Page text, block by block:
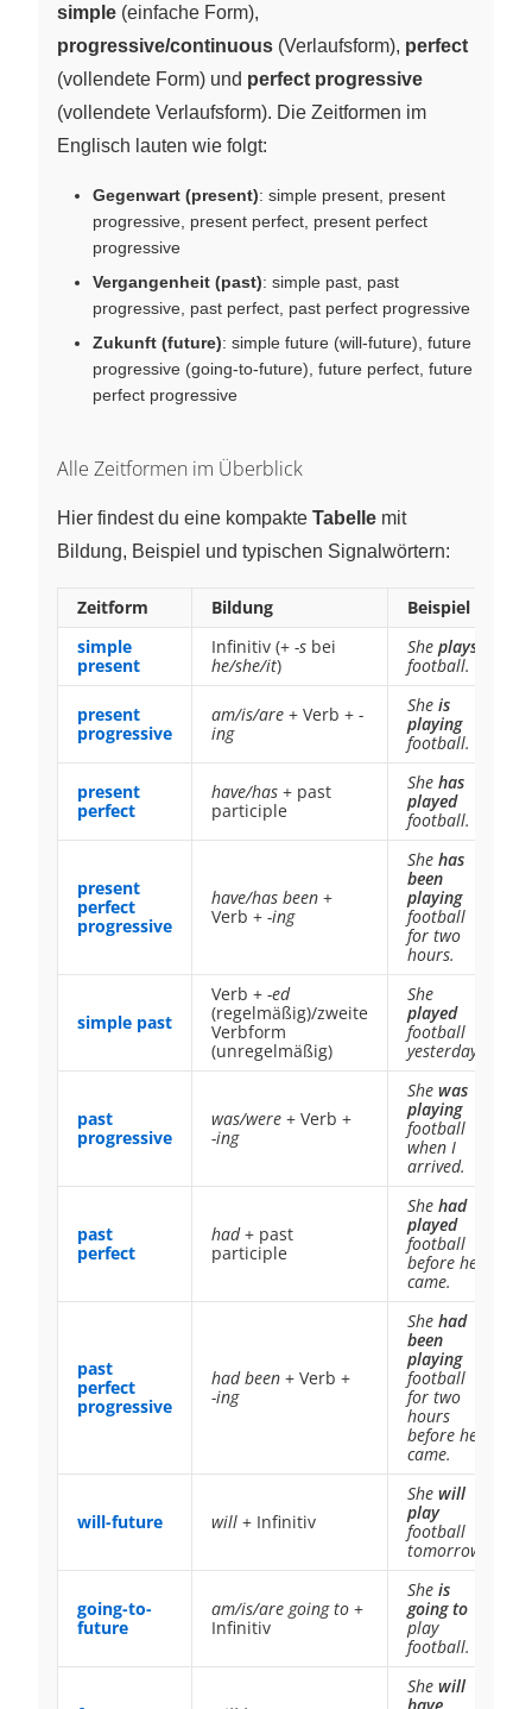
simple (einfache Form),
progressive/continuous (Verlaufsform), perfect
(vollendete Form) und perfect progressive
(vollendete Verlaufsform). Die Zeitformen im
Englisch lauten wie folgt:
Gegenwart (present): simple present, present
progressive, present perfect, present perfect
progressive
Vergangenheit (past): simple past, past
progressive, past perfect, past perfect progressive
Zukunft (future): simple future (will-future), future
progressive (going-to-future), future perfect, future
perfect progressive
Alle Zeitformen im Überblick
Hier findest du eine kompakte Tabelle mit
Bildung, Beispiel und typischen Signalwörtern:
Zeitform Bildung Beispiel
simple
present
Infinitiv (+ -s bei
he/she/it)
She plays
football.
present
progressive
am/is/are + Verb + -
ing
She is
playing
football.
present
perfect
have/has + past
participle
She has
played
football.
present
perfect
progressive
have/has been +
Verb + -ing
She has
been
playing
football
for two
hours.
simple past
Verb + -ed
(regelmäßig)/zweite
Verbform
(unregelmäßig)
She
played
football
yesterday.
past
progressive
was/were + Verb +
-ing
She was
playing
football
when I
arrived.
past
perfect
had+ past
participle
She had
played
football
before he
came.
past
perfect
progressive
had been + Verb +
-ing
She had
been
playing
football
for two
hours
before he
came.
will-future will + Infinitiv
She will
play
football
tomorrow.
going-to-
future
am/is/are going to +
Infinitiv
She is
going to
play
football.
She will